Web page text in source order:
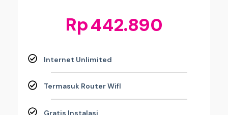
Rp442.890
Internet Unlimited
Termasuk Router WifI
Gratis Instalasi